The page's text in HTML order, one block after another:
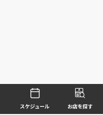
スケジュール お店を探す